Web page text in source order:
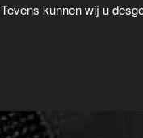
Tevens kunnen wij u